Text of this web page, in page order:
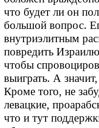
что будет ли он
большой вопрос.
внутриэлитным
повредить
чтобы
выиграть. А
Кроме того, не
левацкие,
что и тут